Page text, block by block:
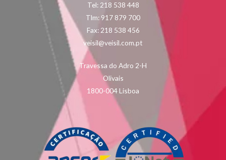
Tel: 218 538 448
Tlm: 917 879 700
Fax: 218 538 456
veisil@veisil.com.pt
Travessa do Adro 2-H
Olivais
1800-004 Lisboa